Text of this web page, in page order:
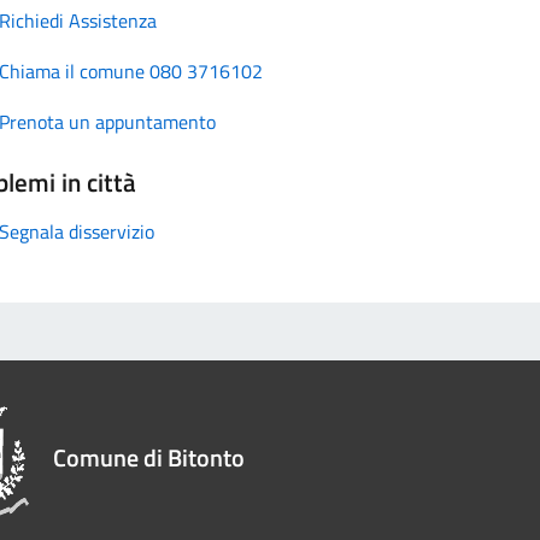
Richiedi Assistenza
Chiama il comune 080 3716102
Prenota un appuntamento
in città
Segnala disservizio
Comune di Bitonto